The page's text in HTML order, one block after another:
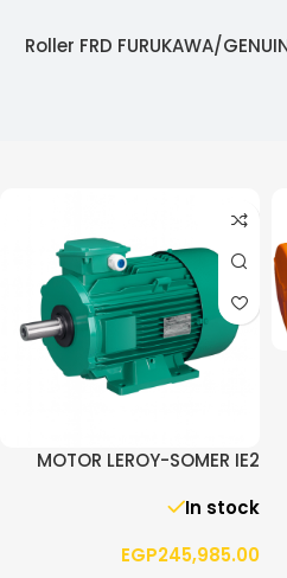
MOTOR LEROY-SOMER IE2
B3
In stock
EGP245,985.00